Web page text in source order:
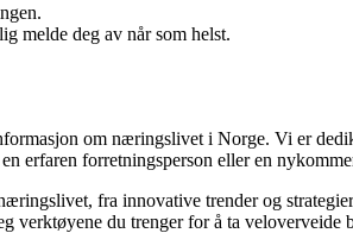
melde deg av når som helst.
om næringslivet i Norge. Vi er
erfaren forretningsperson eller en
fra innovative trender og
verktøyene du trenger for å ta veloverveide